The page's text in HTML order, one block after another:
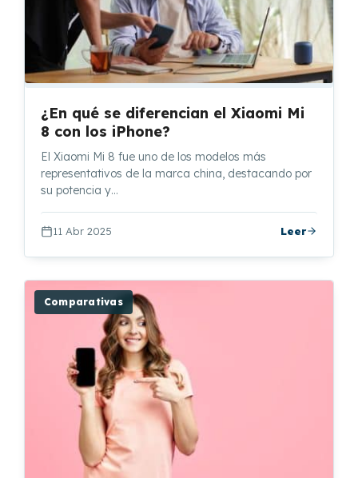
¿En qué se diferencian el Xiaomi Mi
8 con los iPhone?
El Xiaomi Mi 8 fue uno de los modelos más
representativos de la marca china, destacando por
su potencia y…
11 Abr 2025 Leer
Comparativas